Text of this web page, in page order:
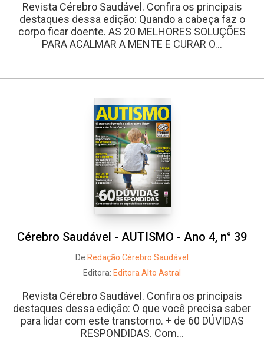
Revista Cérebro Saudável. Confira os principais
destaques dessa edição: Quando a cabeça faz o
corpo ficar doente. AS 20 MELHORES SOLUÇÕES
PARA ACALMAR A MENTE E CURAR O...
Cérebro Saudável - AUTISMO - Ano 4, n° 39
De Redação Cérebro Saudável
Editora: Editora Alto Astral
Revista Cérebro Saudável. Confira os principais
destaques dessa edição: O que você precisa saber
para lidar com este transtorno. + de 60 DÚVIDAS
RESPONDIDAS. Com...